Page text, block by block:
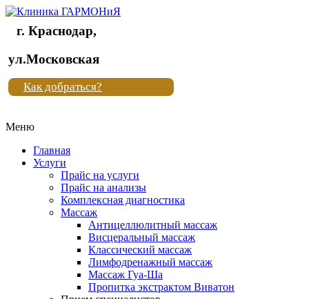
Клиника
"Новая
жизнь"
Клиника
жизнь"
г. Краснодар,
ул.Московская
Как добраться?
Меню
Главная
Услуги
Прайс на услуги
Прайс на анализы
Комплексная диагностика
Массаж
Антицеллюлитный массаж
Висцеральный массаж
Классический массаж
Лимфодренажный массаж
Массаж Гуа-Ша
Пропитка экстрактом Виватон